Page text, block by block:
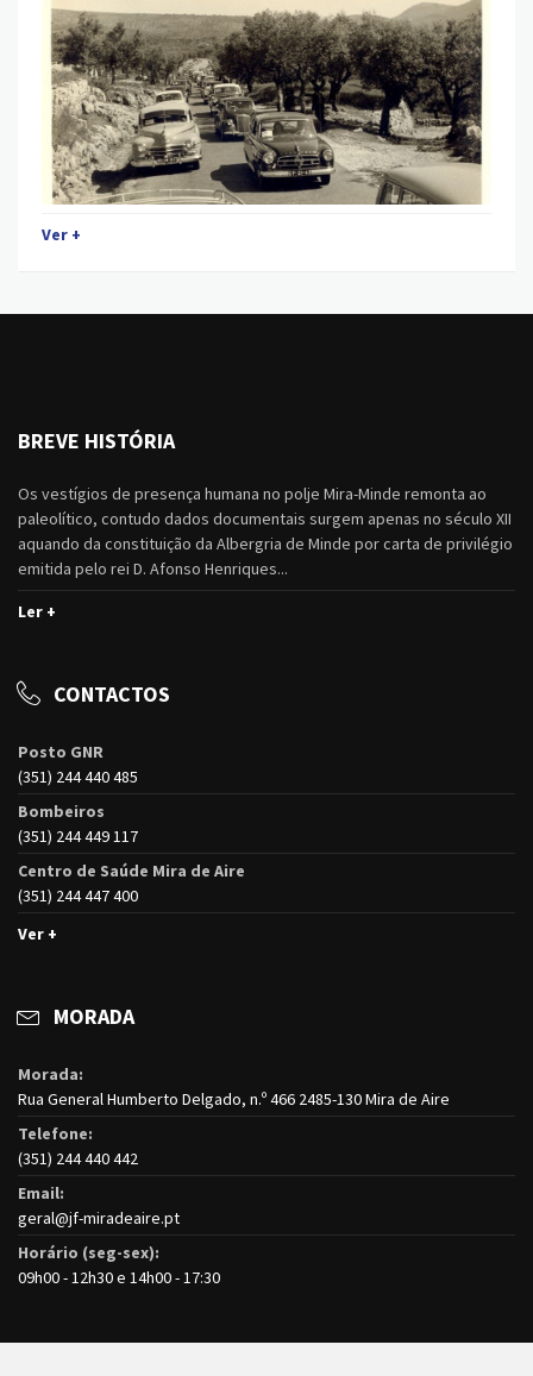
Ver +
BREVE HISTÓRIA
Os vestígios de presença humana no polje Mira-Minde remonta ao
paleolítico, contudo dados documentais surgem apenas no século XII
aquando da constituição da Albergria de Minde por carta de privilégio
emitida pelo rei D. Afonso Henriques...
Ler +
CONTACTOS
Posto GNR
(351) 244 440 485
Bombeiros
(351) 244 449 117
Centro de Saúde Mira de Aire
(351) 244 447 400
Ver +
MORADA
Morada:
Rua General Humberto Delgado, n.º 466 2485-130 Mira de Aire
Telefone:
(351) 244 440 442
Email:
geral@jf-miradeaire.pt
Horário (seg-sex):
09h00 - 12h30 e 14h00 - 17:30